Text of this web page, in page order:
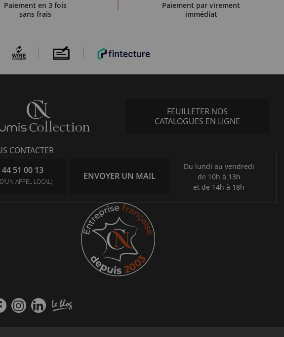
Paiement en 3 fois
sans frais
Paiement par virement
immédiat
FEUILLETER NOS
CATALOGUES EN LIGNE
CONTACTER
44 51 00 13
APPEL LOCAL)
ENVOYER UN MAIL
Du lundi au vendredi
de 10h à 13h
et de 14h à 18h